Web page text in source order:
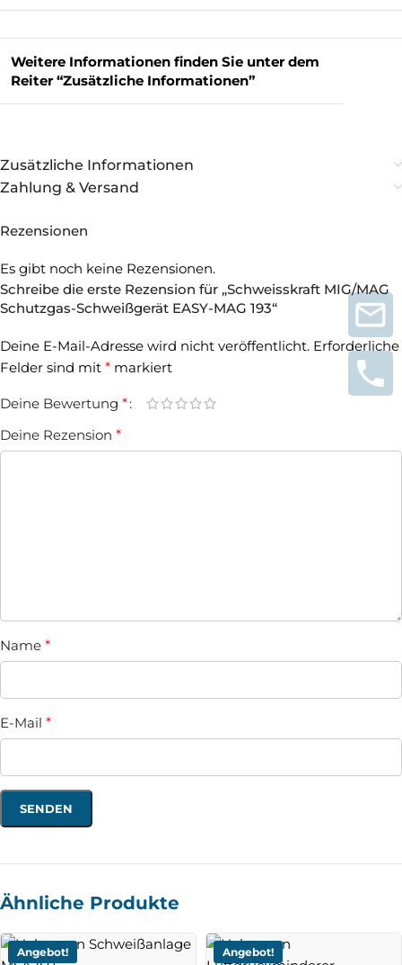
Weitere Informationen finden Sie unter dem
Reiter “Zusätzliche Informationen”
Zusätzliche Informationen
Zahlung & Versand
Rezensionen
Es gibt noch keine Rezensionen.
Schreibe die erste Rezension für „Schweisskraft MIG/MAG
Schutzgas-Schweißgerät EASY-MAG 193“
Deine E-Mail-Adresse wird nicht veröffentlicht. Erforderliche
Felder sind mit * markiert
Deine Bewertung *
Deine Rezension *
Name *
E-Mail *
Ähnliche Produkte
Angebot! Angebot!